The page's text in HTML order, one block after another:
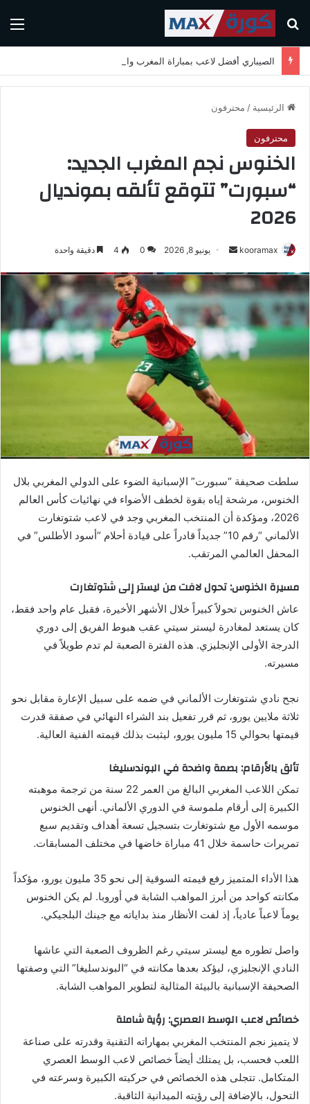
بحث عن
الرئيسية / محترفون
محترفون
الخنوس نجم المغرب الجديد:
“سبورت” تتوقع تألقه بمونديال
2026
kooramax
س
ل
ب
ر
ي
إ
ل
و
ن
ي
ا
يونيو 8, 2026 0
4 دقيقة واحدة
سلطت صحيفة “سبورت” الإسبانية الضوء على الدولي المغربي بلال
الخنوس، مرشحة إياه بقوة لخطف الأضواء في نهائيات كأس العالم
2026، ومؤكدة أن المنتخب المغربي وجد في لاعب شتوتغارت
الألماني “رقم 10” جديداً قادراً على قيادة أحلام “أسود الأطلس” في
المحفل العالمي المرتقب.
مسيرة الخنوس: تحول لافت من ليستر إلى شتوتغارت
عاش الخنوس تحولاً كبيراً خلال الأشهر الأخيرة، فقبل عام واحد فقط،
كان يستعد لمغادرة ليستر سيتي عقب هبوط الفريق إلى دوري
الدرجة الأولى الإنجليزي. هذه الفترة الصعبة لم تدم طويلاً في
مسيرته.
نجح نادي شتوتغارت الألماني في ضمه على سبيل الإعارة مقابل نحو
ثلاثة ملايين يورو، ثم قرر تفعيل بند الشراء النهائي في صفقة قدرت
قيمتها بحوالي 15 مليون يورو، ليثبت بذلك قيمته الفنية العالية.
تألق بالأرقام: بصمة واضحة في البوندسليغا
تمكن اللاعب المغربي البالغ من العمر 22 سنة من ترجمة موهبته
الكبيرة إلى أرقام ملموسة في الدوري الألماني. أنهى الخنوس
موسمه الأول مع شتوتغارت بتسجيل تسعة أهداف وتقديم سبع
تمريرات حاسمة خلال 41 مباراة خاضها في مختلف المسابقات.
هذا الأداء المتميز رفع قيمته السوقية إلى نحو 35 مليون يورو، مؤكداً
مكانته كواحد من أبرز المواهب الشابة في أوروبا. لم يكن الخنوس
يوماً لاعباً عادياً، إذ لفت الأنظار منذ بداياته مع جينك البلجيكي.
واصل تطوره مع ليستر سيتي رغم الظروف الصعبة التي عاشها
النادي الإنجليزي، ليؤكد بعدها مكانته في “البوندسليغا” التي وصفتها
الصحيفة الإسبانية بالبيئة المثالية لتطوير المواهب الشابة.
خصائص لاعب الوسط العصري: رؤية شاملة
لا يتميز نجم المنتخب المغربي بمهاراته التقنية وقدرته على صناعة
اللعب فحسب، بل يمتلك أيضاً خصائص لاعب الوسط العصري
المتكامل. تتجلى هذه الخصائص في حركيته الكبيرة وسرعته في
التحول، بالإضافة إلى رؤيته الميدانية الثاقبة.